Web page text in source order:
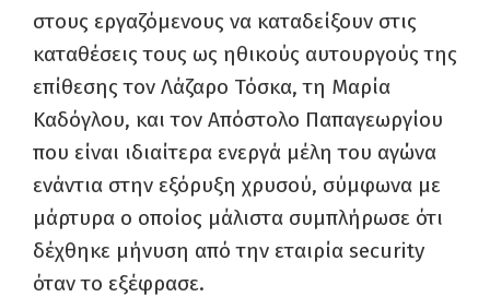
στους εργαζόμενους να καταδείξουν στις
καταθέσεις τους ως ηθικούς αυτουργούς της
επίθεσης τον Λάζαρο Τόσκα, τη Μαρία
Καδόγλου, και τον Απόστολο Παπαγεωργίου
που είναι ιδιαίτερα ενεργά μέλη του αγώνα
ενάντια στην εξόρυξη χρυσού, σύμφωνα με
μάρτυρα ο οποίος μάλιστα συμπλήρωσε ότι
δέχθηκε μήνυση από την εταιρία security
όταν το εξέφρασε.